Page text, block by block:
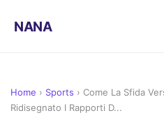
NANA
Home › Sports › Come La Sfida
Ridisegnato I Rapporti D...